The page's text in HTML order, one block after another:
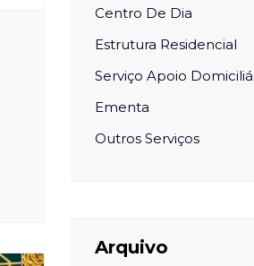
Centro De Dia
Estrutura Residencial
Serviço Apoio
Ementa
Outros Serviços
Arquivo